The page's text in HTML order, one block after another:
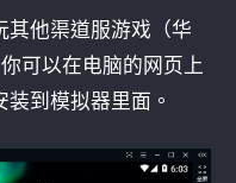
其他渠道服游戏（华
可以在电脑的网页上
到模拟器里面。